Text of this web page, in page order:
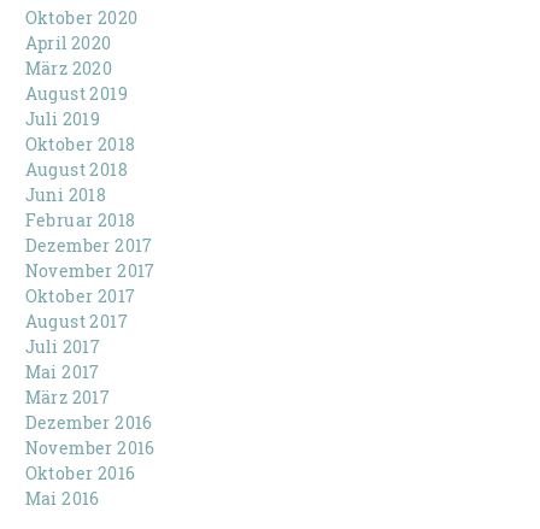
Oktober 2020
April 2020
März 2020
August 2019
Juli 2019
Oktober 2018
August 2018
Juni 2018
Februar 2018
Dezember 2017
November 2017
Oktober 2017
August 2017
Juli 2017
Mai 2017
März 2017
Dezember 2016
November 2016
Oktober 2016
Mai 2016